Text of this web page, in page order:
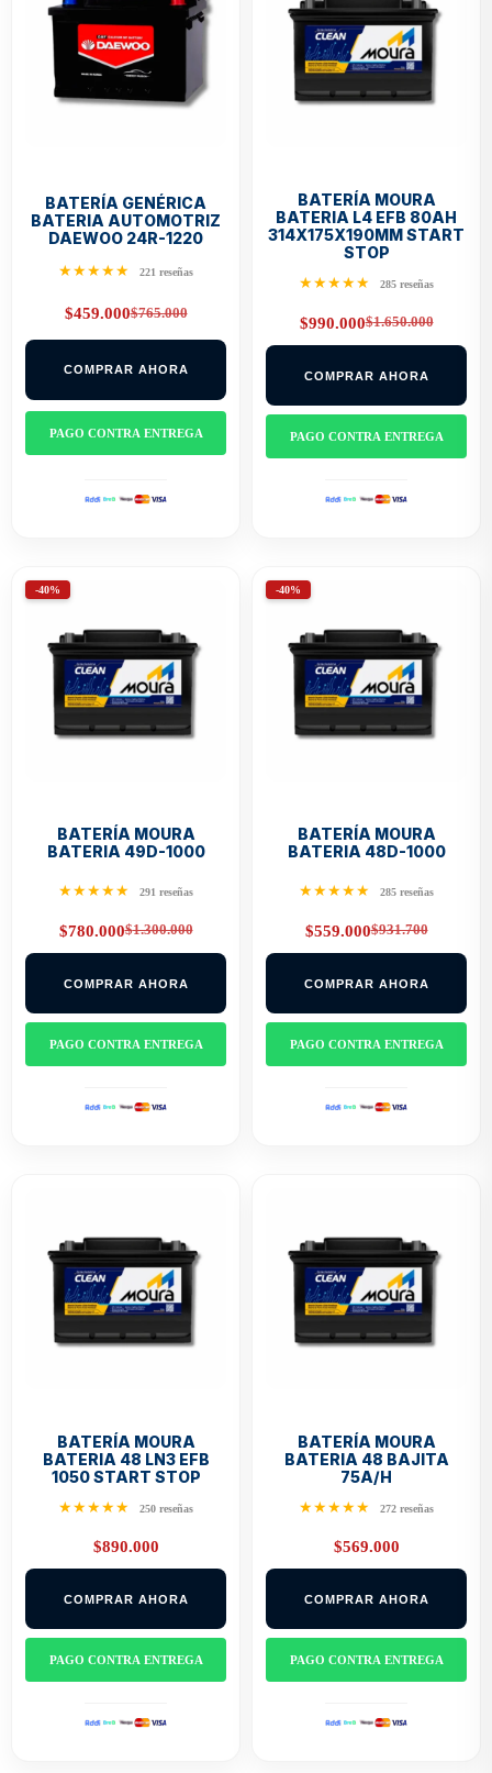
BATERÍA GENÉRICA
BATERIA AUTOMOTRIZ
DAEWOO 24R-1220
★★★★★ 221 reseñas
$765.000
Original
price
$765.000.
$459.000Current
price
$459.000.
COMPRAR AHORA
PAGO CONTRA ENTREGA
BATERÍA MOURA
BATERIA L4 EFB 80AH
314X175X190MM START
STOP
★★★★★ 285 reseñas
$1.650.000
Original
price
$1.650.000.
$990.000Current
price
$990.000.
COMPRAR AHORA
PAGO CONTRA ENTREGA
-40%
BATERÍA MOURA
BATERIA 49D-1000
★★★★★ 291 reseñas
$1.300.000
Original
price
$1.300.000.
$780.000Current
price
$780.000.
COMPRAR AHORA
PAGO CONTRA ENTREGA
-40%
BATERÍA MOURA
BATERIA 48D-1000
★★★★★ 285 reseñas
$931.700
Original
price
$931.700.
$559.000Current
price
$559.000.
COMPRAR AHORA
PAGO CONTRA ENTREGA
BATERÍA MOURA
BATERIA 48 LN3 EFB
1050 START STOP
★★★★★ 250 reseñas
$890.000
COMPRAR AHORA
PAGO CONTRA ENTREGA
BATERÍA MOURA
BATERIA 48 BAJITA
75A/H
★★★★★ 272 reseñas
$569.000
COMPRAR AHORA
PAGO CONTRA ENTREGA